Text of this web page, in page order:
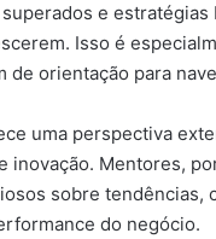
e
Isso é
de orientação para
uma perspectiva
Mentores,
sobre
do negócio.